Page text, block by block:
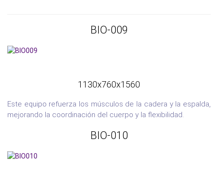
BIO-009
1130x760x1560
Este equipo refuerza los músculos de la cadera y la espalda,
mejorando la coordinación del cuerpo y la flexibilidad.
BIO-010